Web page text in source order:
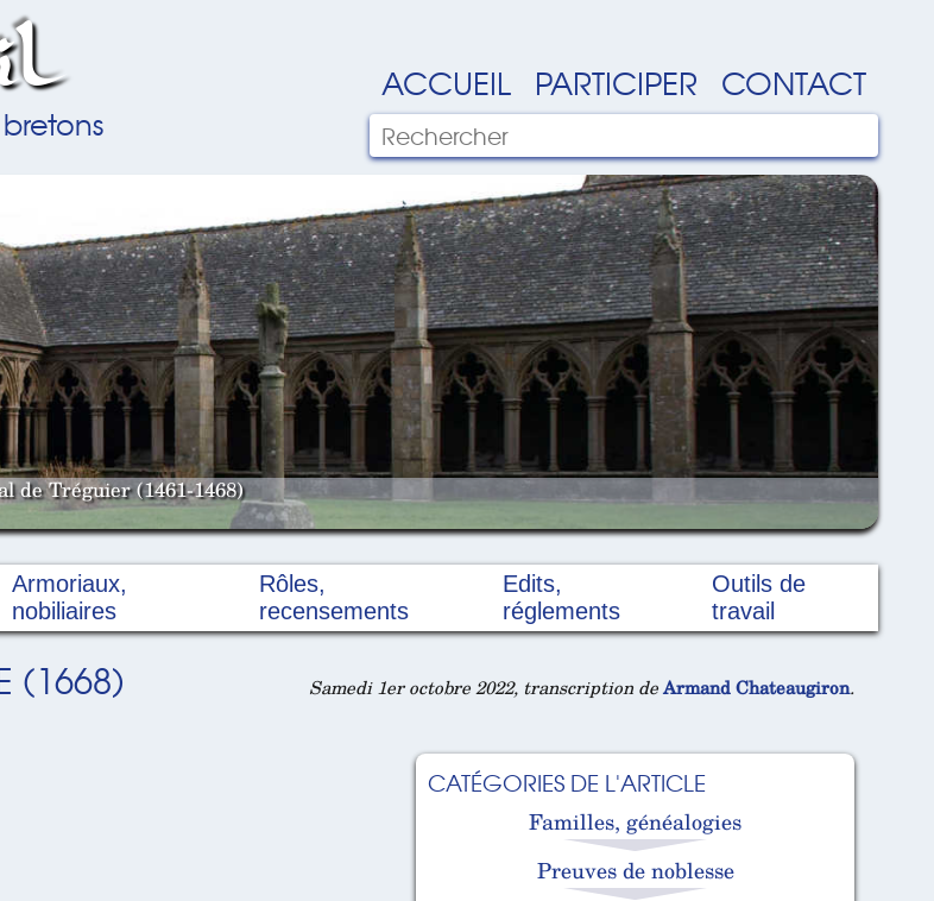
ACCUEIL PARTICIPER CONTACT
de Tréguier (1461-1468)
Armoriaux,
nobiliaires
Rôles,
recensements
Edits,
réglements
Outils de
travail
(1668) Samedi 1er octobre 2022, transcription deArmand Chateaugiron.
CATÉGORIES DE L'ARTICLE
Familles, généalogies
Preuves de noblesse